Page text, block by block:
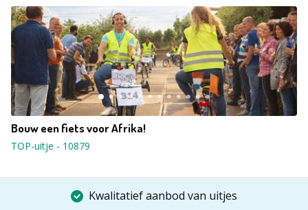
Bouw een fiets voor Afrika!
TOP-uitje - 10879
Kwalitatief aanbod van uitjes